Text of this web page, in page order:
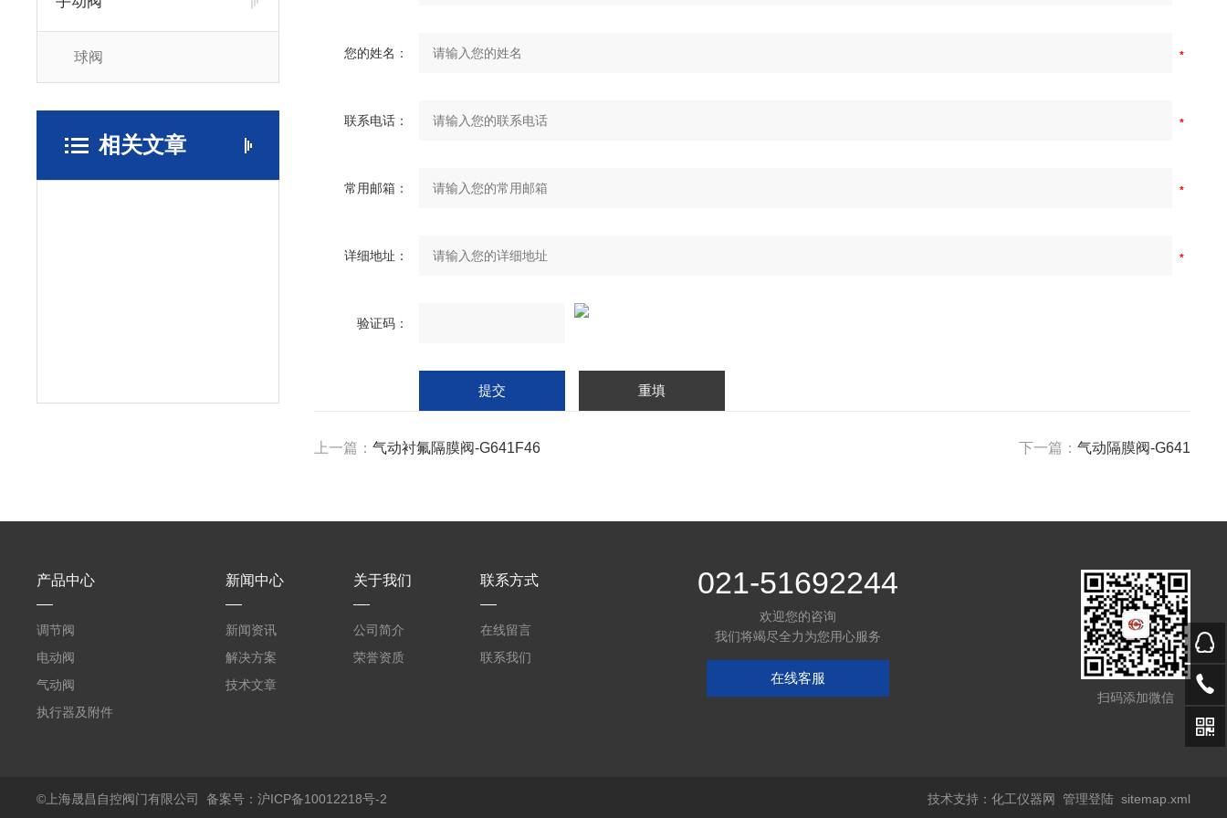
球阀
相关文章
您的姓名：
联系电话：
常用邮箱：
详细地址：
验证码：
上一篇： 气动衬氟隔膜阀-G641F46 下一篇： 气动隔膜阀-G641
产品中心
调节阀
电动阀
气动阀
执行器及附件
新闻中心
新闻资讯
解决方案
技术文章
关于我们
公司简介
荣誉资质
联系方式
在线留言
联系我们
021-51692244
欢迎您的咨询
我们将竭尽全力为您用心服务
在线客服
扫码添加微信
©上海晟昌自控阀门有限公司备案号：沪ICP备10012218号-2 技术支持： 化工仪器网 管理登陆 sitemap.xml